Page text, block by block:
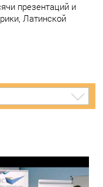
презентаций и
Латинской